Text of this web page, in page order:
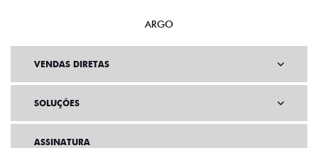
ARGO
VENDAS DIRETAS
SOLUÇÕES
ASSINATURA